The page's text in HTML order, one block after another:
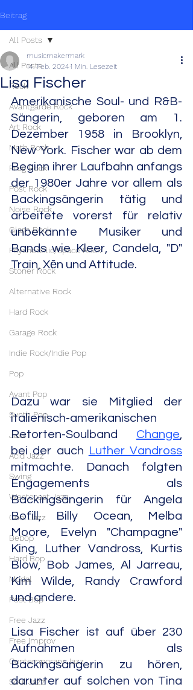
Beitrag
All Posts
Rock
Avantgarde Rock
Art Rock
Math Rock
Prog Rock
Post Rock
Noise Rock
Glam Rock
Psychedelic/Space Rock
Stoner Rock
Alternative Rock
Hard Rock
Garage Rock
Indie Rock/Indie Pop
Pop
Avant Pop
Synth Pop
Jazz
Acid Jazz
Swing
Westcoast Jazz
Cool Jazz
Bebop
Hard Bop
Modal
Post Bop
Free Jazz
Free Improv
Contemporary Jazz
Soul Jazz
All Posts
Lisa Fischer
musicmakermark
14. Feb. 20241 Min. Lesezeit
Amerikanische Soul- und R&B-
Sängerin, geboren am 1.
Dezember 1958 in Brooklyn,
New York. Fischer war ab dem
Beginn ihrer Laufbahn anfangs
der 1980er Jahre vor allem als
Backingsängerin tätig und
arbeitete vorerst für relativ
unbekannte Musiker und
Bands wie Kleer, Candela, "D"
Train, Xēn und Attitude.
Dazu war sie Mitglied der
italienisch-amerikanischen
Retorten-Soulband Change
bei der auch Luther Vandross
mitmachte. Danach folgten
Engagements als
Backingsängerin für Angela
Bofill, Billy Ocean, Melba
Moore, Evelyn "Champagne"
King, Luther Vandross, Kurtis
Blow, Bob James, Al Jarreau,
Kim Wilde, Randy Crawford
und andere.
Lisa Fischer ist auf über 230
Aufnahmen als
Backingsängerin zu hören,
darunter auf solchen von Tina